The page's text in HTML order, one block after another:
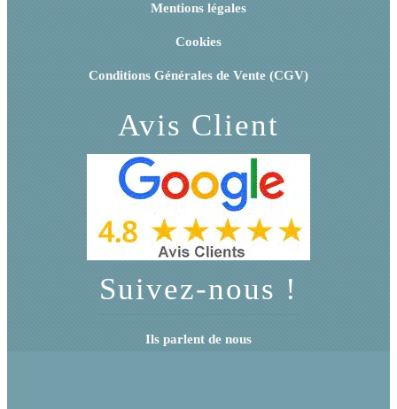
Mentions légales
Cookies
Conditions Générales de Vente (CGV)
Avis Client
Suivez-nous !
Ils parlent de nous